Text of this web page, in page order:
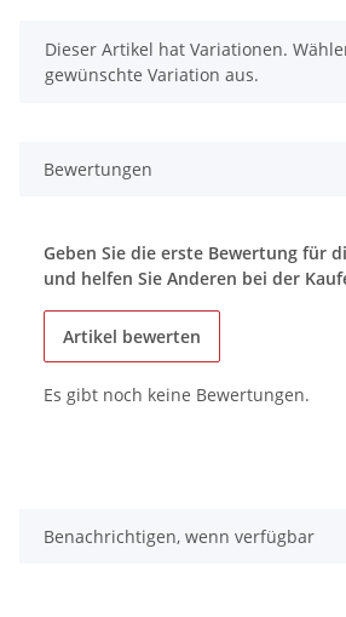
x
Dieser Artikel hat Variationen.
gewünschte Variation aus.
Bewertungen
Geben Sie die erste Bewertung für
und helfen Sie Anderen bei der
Artikel bewerten
Es gibt noch keine Bewertungen.
Benachrichtigen, wenn verfügbar